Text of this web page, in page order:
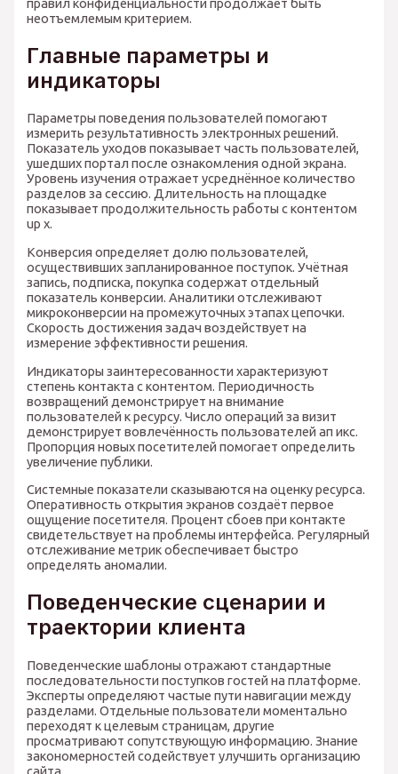
неотъемлемым критерием.
Главные параметры и
индикаторы
Параметры поведения пользователей помогают
измерить результативность электронных решений.
Показатель уходов показывает часть пользователей,
ушедших портал после ознакомления одной экрана.
Уровень изучения отражает усреднённое количество
разделов за сессию. Длительность на площадке
показывает продолжительность работы с контентом
up x.
Конверсия определяет долю пользователей,
осуществивших запланированное поступок. Учётная
запись, подписка, покупка содержат отдельный
показатель конверсии. Аналитики отслеживают
микроконверсии на промежуточных этапах цепочки.
Скорость достижения задач воздействует на
измерение эффективности решения.
Индикаторы заинтересованности характеризуют
степень контакта с контентом. Периодичность
возвращений демонстрирует на внимание
пользователей к ресурсу. Число операций за визит
демонстрирует вовлечённость пользователей ап икс.
Пропорция новых посетителей помогает определить
увеличение публики.
Системные показатели сказываются на оценку ресурса.
Оперативность открытия экранов создаёт первое
ощущение посетителя. Процент сбоев при контакте
свидетельствует на проблемы интерфейса. Регулярный
отслеживание метрик обеспечивает быстро
определять аномалии.
Поведенческие сценарии и
траектории клиента
Поведенческие шаблоны отражают стандартные
последовательности поступков гостей на платформе.
Эксперты определяют частые пути навигации между
разделами. Отдельные пользователи моментально
переходят к целевым страницам, другие
просматривают сопутствующую информацию. Знание
закономерностей содействует улучшить организацию
сайта.